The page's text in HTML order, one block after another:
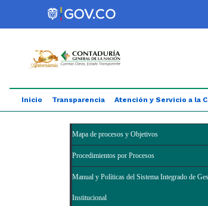
Saltar al contenido principal
Abrir menú de accesibilidad
Inicio Transparencia Atención y Servicio a la
Mapa de procesos y Objetivos
Procedimientos por Procesos
Manual y Políticas del Sistema Integrado de
Institucional